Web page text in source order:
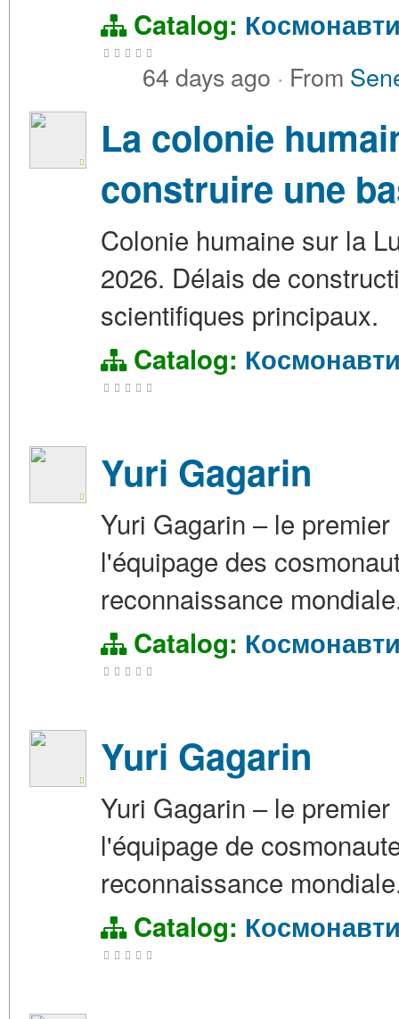
Catalog:
64 days ago · From
La colonie
construire une
Colonie humaine sur la
2026. Délais de
scientifiques principaux.
Catalog:
Yuri Gagarin
Yuri Gagarin – le
l'équipage des
reconnaissance
Catalog:
Yuri Gagarin
Yuri Gagarin – le
l'équipage de
reconnaissance
Catalog: